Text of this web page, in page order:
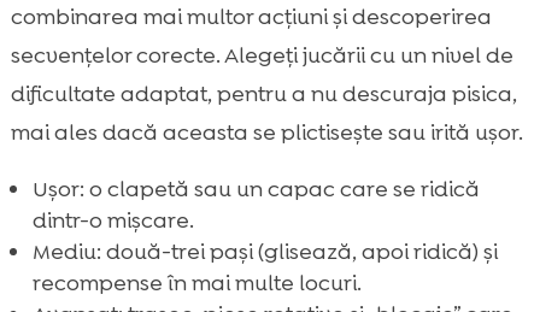
combinarea mai multor acțiuni și descoperirea
secvențelor corecte. Alegeți jucării cu un nivel de
dificultate adaptat, pentru a nu descuraja pisica,
mai ales dacă aceasta se plictisește sau irită ușor.
Ușor: o clapetă sau un capac care se ridică
dintr-o mișcare.
Mediu: două-trei pași (glisează, apoi ridică) și
recompense în mai multe locuri.